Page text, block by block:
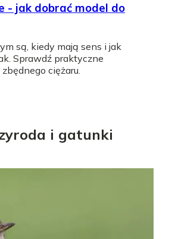
- jak dobrać model do
są, kiedy mają sens i jak
Sprawdź praktyczne
ciężaru.
i gatunki